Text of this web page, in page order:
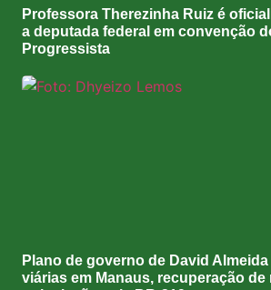
Professora Therezinha Ruiz é
a deputada federal em convenção
Progressista
Plano de governo de David
viárias em Manaus, recuperação de